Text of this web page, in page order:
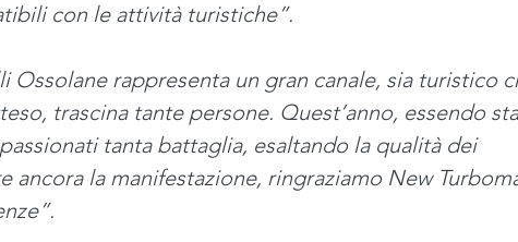
con le attività turistiche”.
Ossolane rappresenta un gran canale, sia turistico
trascina tante persone. Quest’anno, essendo
tanta battaglia, esaltando la qualità dei
la manifestazione, ringraziamo New